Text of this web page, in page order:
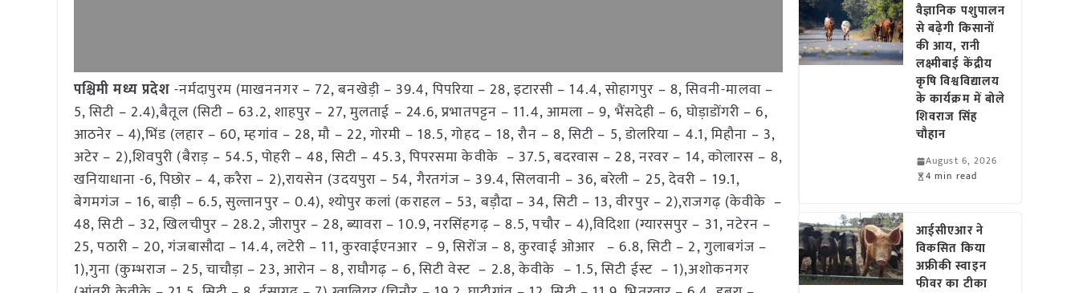
पश्चिमी मध्य प्रदेश -नर्मदापुरम (माखननगर – 72, बनखेड़ी – 39.4, पिपरिया – 28, इटारसी – 14.4, सोहागपुर – 8, सिवनी-मालवा –
5, सिटी – 2.4),बैतूल (सिटी – 63.2, शाहपुर – 27, मुलताई – 24.6, प्रभातपट्टन – 11.4, आमला – 9, भैंसदेही – 6, घोड़ाडोंगरी – 6,
आठनेर – 4),भिंड (लहार – 60, म्हगांव – 28, मौ – 22, गोरमी – 18.5, गोहद – 18, रौन – 8, सिटी – 5, डोलरिया – 4.1, मिहौना – 3,
अटेर – 2),शिवपुरी (बैराड़ – 54.5, पोहरी – 48, सिटी – 45.3, पिपरसमा केवीके – 37.5, बदरवास – 28, नरवर – 14, कोलारस – 8,
खनियाधाना -6, पिछोर – 4, करैरा – 2),रायसेन (उदयपुरा – 54, गैरतगंज – 39.4, सिलवानी – 36, बरेली – 25, देवरी – 19.1,
बेगमगंज – 16, बाड़ी – 6.5, सुल्तानपुर – 0.4), श्योपुर कलां (कराहल – 53, बड़ौदा – 34, सिटी – 13, वीरपुर – 2),राजगढ़ (केवीके –
48, सिटी – 32, खिलचीपुर – 28.2, जीरापुर – 28, ब्यावरा – 10.9, नरसिंहगढ़ – 8.5, पचौर – 4),विदिशा (ग्यारसपुर – 31, नटेरन –
25, पठारी – 20, गंजबासौदा – 14.4, लटेरी – 11, कुरवाईएनआर – 9, सिरोंज – 8, कुरवाई ओआर – 6.8, सिटी – 2, गुलाबगंज –
1),गुना (कुम्भराज – 25, चाचौड़ा – 23, आरोन – 8, राघौगढ़ – 6, सिटी वेस्ट – 2.8, केवीके – 1.5, सिटी ईस्ट – 1),अशोकनगर
वैज्ञानिक पशुपालन
से बढ़ेगी किसानों
की आय, रानी
लक्ष्मीबाई केंद्रीय
कृषि विश्वविद्यालय
के कार्यक्रम में बोले
शिवराज सिंह
चौहान
August 6, 2026
4 min read
आईसीएआर ने
विकसित किया
अफ्रीकी स्वाइन
फीवर का टीका